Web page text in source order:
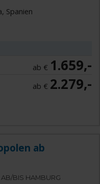
Spanien
ab € 1.659,-
ab € 2.279,-
ab
AB/BIS HAMBURG